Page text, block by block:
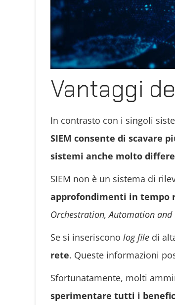
Vantaggi
In contrasto con i singoli
SIEM consente di scavare
sistemi anche molto
SIEM non è un sistema di
approfondimenti in tempo
Orchestration, Automation and
Se si inseriscono log file di
rete. Queste informazioni
Sfortunatamente, molti
sperimentare tutti i